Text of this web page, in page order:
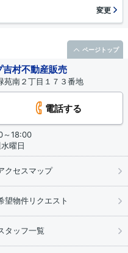
変更
村不動産販売
苑南２丁目１７３番地
電話する
～18:00
曜日
クセスマップ
望物件リクエスト
タッフ一覧
ページトップ